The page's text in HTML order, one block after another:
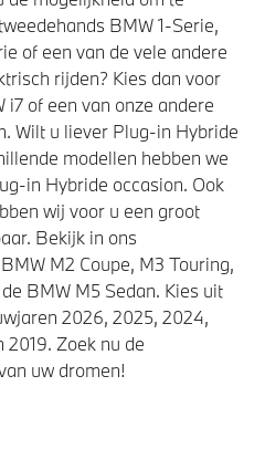
BMW 1-Serie,
of een van de vele andere
rijden? Kies dan voor
i7 of een van onze andere
Wilt u liever Plug-in Hybride
modellen hebben we
in Hybride occasion. Ook
wij voor u een groot
Bekijk in ons
M2 Coupe, M3 Touring,
BMW M5 Sedan. Kies uit
2026, 2025, 2024,
2019. Zoek nu de
uw dromen!